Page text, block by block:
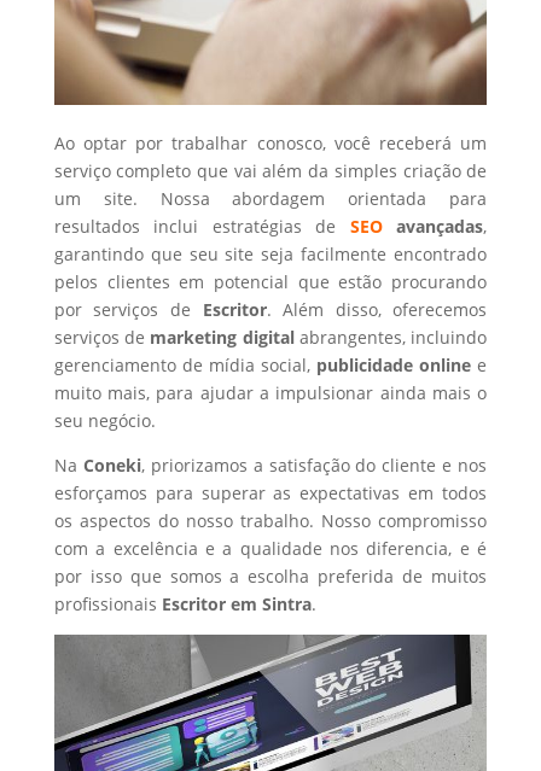
Ao optar por trabalhar conosco, você receberá um
serviço completo que vai além da simples criação de
um site. Nossa abordagem orientada para
resultados inclui estratégias de SEOavançadas,
garantindo que seu site seja facilmente encontrado
pelos clientes em potencial que estão procurando
por serviços de Escritor. Além disso, oferecemos
serviços de marketing digital abrangentes, incluindo
gerenciamento de mídia social, publicidade online e
muito mais, para ajudar a impulsionar ainda mais o
seu negócio.
Na Coneki, priorizamos a satisfação do cliente e nos
esforçamos para superar as expectativas em todos
os aspectos do nosso trabalho. Nosso compromisso
com a excelência e a qualidade nos diferencia, e é
por isso que somos a escolha preferida de muitos
profissionais Escritorem Sintra.